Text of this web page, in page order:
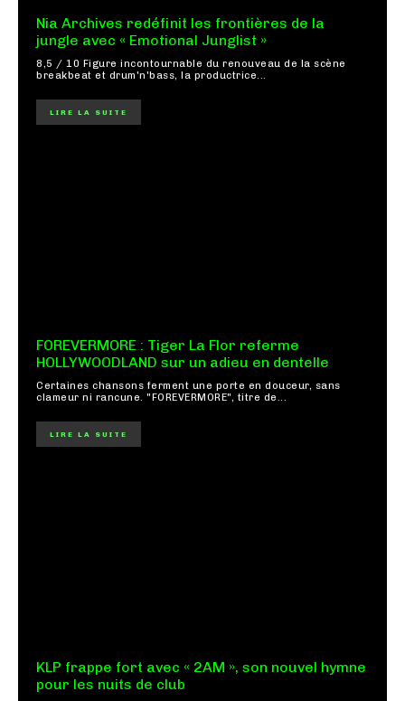
Nia Archives redéfinit les frontières de la
jungle avec « Emotional Junglist »
8,5 / 10 Figure incontournable du renouveau de la scène
breakbeat et drum'n'bass, la productrice...
LIRE LA SUITE
FOREVERMORE : Tiger La Flor referme
HOLLYWOODLAND sur un adieu en dentelle
Certaines chansons ferment une porte en douceur, sans
clameur ni rancune. "FOREVERMORE", titre de...
LIRE LA SUITE
KLP frappe fort avec « 2AM », son nouvel hymne
pour les nuits de club